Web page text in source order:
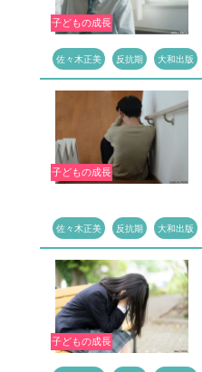
子どもの成長
佐々木正美 反抗期 大和出版
子どもの成長
佐々木正美 反抗期 大和出版
子どもの成長